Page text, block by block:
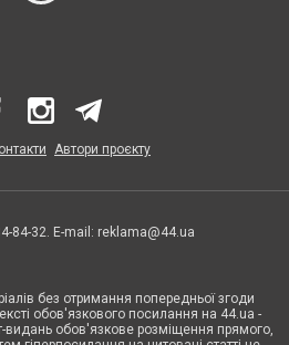
Автори проєкту
84-32. E-mail: reklama@44.ua
без отримання попередньої згоди
обов'язкового посилання на 44.ua -
видань обов'язкове розміщення прямого,